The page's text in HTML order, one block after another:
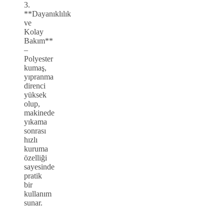
3.
**Dayanıklılık
ve
Kolay
Bakım**
–
Polyester
kumaş,
yıpranma
direnci
yüksek
olup,
makinede
yıkama
sonrası
hızlı
kuruma
özelliği
sayesinde
pratik
bir
kullanım
sunar.